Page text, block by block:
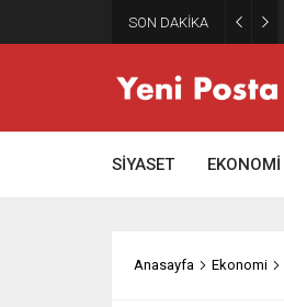
SON DAKİKA
SİYASET EKONOMİ
Anasayfa Ekonomi